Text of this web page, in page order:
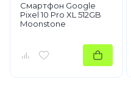
Смартфон Google
Pixel 10 Pro XL 512GB
Moonstone